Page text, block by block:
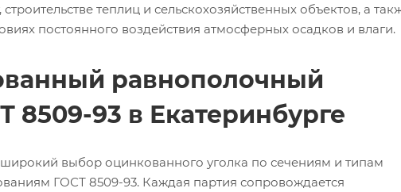
теплиц и сельскохозяйственных объектов, а
постоянного воздействия атмосферных осадков и влаги.
равнополочный
8509-93 в Екатеринбурге
выбор оцинкованного уголка по сечениям и типам
ГОСТ 8509-93. Каждая партия сопровождается